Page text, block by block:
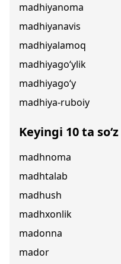
madhiyanoma
madhiyanavis
madhiyalamoq
madhiyago‘ylik
madhiyago‘y
madhiya-ruboiy
Keyingi 10 ta so‘z
madhnoma
madhtalab
madhush
madhxonlik
madonna
mador